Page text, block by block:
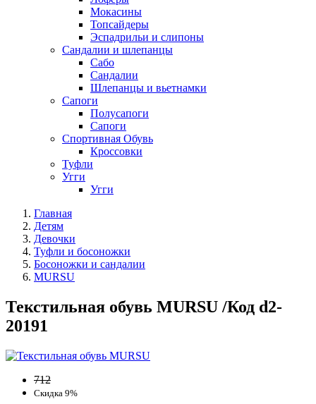
Мокасины
Топсайдеры
Эспадрильи и слипоны
Сандалии и шлепанцы
Сабо
Сандалии
Шлепанцы и вьетнамки
Сапоги
Полусапоги
Сапоги
Спортивная Обувь
Кроссовки
Туфли
Угги
Угги
Главная
Детям
Девочки
Туфли и босоножки
Босоножки и сандалии
MURSU
Текстильная обувь MURSU /Код d2-
20191
712
Скидка 9%